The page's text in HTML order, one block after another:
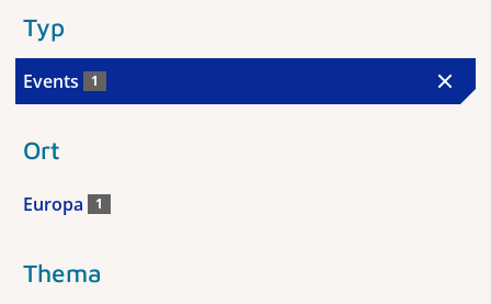
Typ
Events 1
Ort
Europa 1
Thema